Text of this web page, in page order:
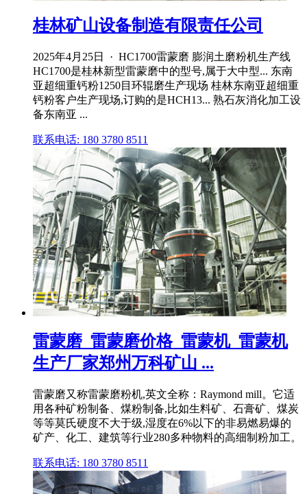
桂林矿山设备制造有限责任公司
2025年4月25日 · HC1700雷蒙磨 膨润土磨粉机生产线
HC1700是桂林新型雷蒙磨中的型号,属于大中型... 东南
亚超细重钙粉1250目环辊磨生产现场 桂林东南亚超细重
钙粉客户生产现场,订购的是HCH13... 熟石灰消化加工设
备东南亚 ...
联系电话: 180 3780 8511
雷蒙磨_雷蒙磨价格_雷蒙机_雷蒙机
生产厂家郑州万科矿山 ...
雷蒙磨又称雷蒙磨粉机,英文全称：Raymond mill。它适
用各种矿粉制备、煤粉制备,比如生料矿、石膏矿、煤炭
等等莫氏硬度不大于级,湿度在6%以下的非易燃易爆的
矿产、化工、建筑等行业280多种物料的高细制粉加工。
联系电话: 180 3780 8511